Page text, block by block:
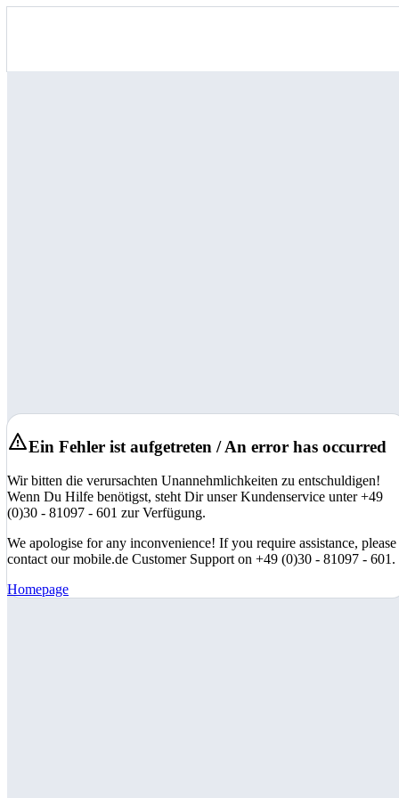
Ein Fehler ist aufgetreten / An error has occurred
Wir bitten die verursachten Unannehmlichkeiten zu entschuldigen!
Wenn Du Hilfe benötigst, steht Dir unser Kundenservice unter +49
(0)30 - 81097 - 601 zur Verfügung.
We apologise for any inconvenience! If you require assistance, please
contact our mobile.de Customer Support on +49 (0)30 - 81097 - 601.
Homepage